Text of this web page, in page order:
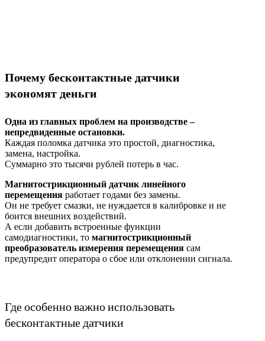
Почему бесконтактные датчики
экономят деньги
Одна из главных проблем на производстве –
непредвиденные остановки.
Каждая поломка датчика это простой, диагностика,
замена, настройка.
Суммарно это тысячи рублей потерь в час.
Магнитострикционный датчик линейного
перемещения работает годами без замены.
Он не требует смазки, не нуждается в калибровке и не
боится внешних воздействий.
А если добавить встроенные функции
самодиагностики, то магнитострикционный
преобразователь измерения перемещения сам
предупредит оператора о сбое или отклонении сигнала.
Где особенно важно использовать
бесконтактные датчики